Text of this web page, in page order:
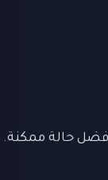
حالة ممكنة.